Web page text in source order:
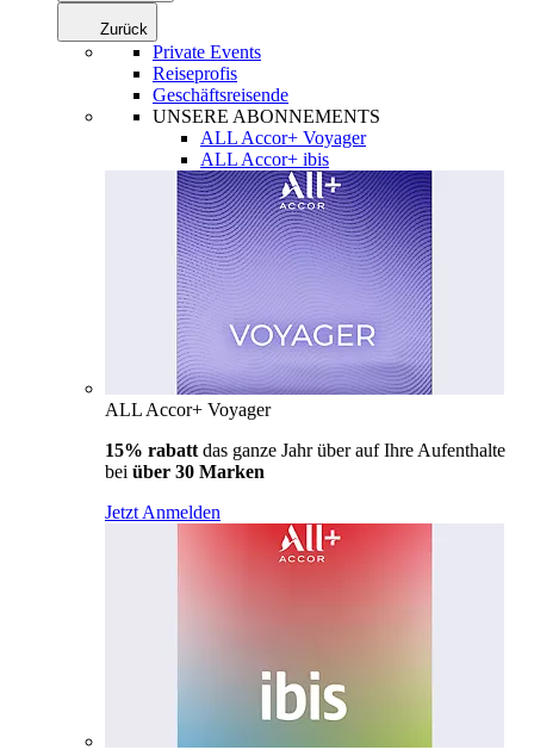
Zurück
Private Events
Reiseprofis
Geschäftsreisende
UNSERE ABONNEMENTS
ALL Accor+ Voyager
ALL Accor+ ibis
ALL Accor+ Voyager
15% rabatt das ganze Jahr über auf Ihre Aufenthalte
bei über 30 Marken
Jetzt Anmelden